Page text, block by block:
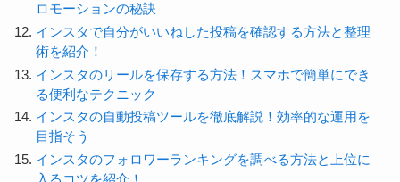
ロモーションの秘訣
インスタで自分がいいねした投稿を確認する方法と整理
術を紹介！
インスタのリールを保存する方法！スマホで簡単にでき
る便利なテクニック
インスタの自動投稿ツールを徹底解説！効率的な運用を
目指そう
インスタのフォロワーランキングを調べる方法と上位に